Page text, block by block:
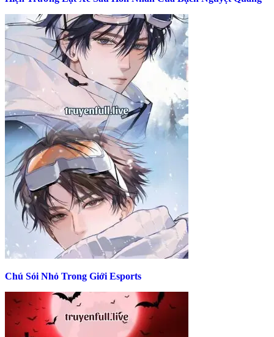
Chú Sói Nhỏ Trong Giới Esports